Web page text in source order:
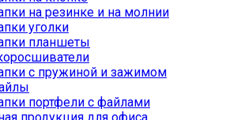
на резинке и на молнии
уголки
планшеты
с пружиной и зажимом
портфели с файлами